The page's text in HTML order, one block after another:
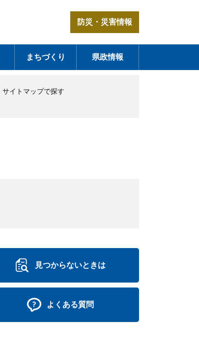
防災・災害情報
まちづくり 県政情報
サイトマップで探す
見つからないときは
よくある質問